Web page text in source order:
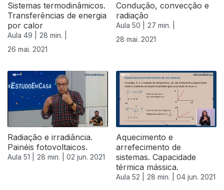
Sistemas termodinâmicos.
Transferências de energia
por calor
Aula 49 |
28 min. |
26 mai. 2021
Condução, convecção e
radiação
Aula 50 |
27 min. |
28 mai. 2021
Radiação e irradiância.
Painéis fotovoltaicos.
Aula 51 | 28 min. | 02 jun. 2021
Aquecimento e
arrefecimento de
sistemas. Capacidade
térmica mássica.
Aula 52 | 28 min. | 04 jun. 2021